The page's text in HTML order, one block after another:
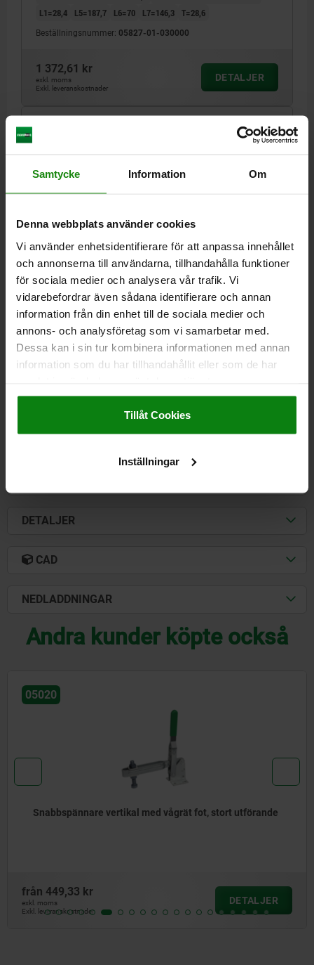
Samtycke Information Om
Denna webbplats använder cookies
Vi använder enhetsidentifierare för att anpassa innehållet
och annonserna till användarna, tillhandahålla funktioner
för sociala medier och analysera vår trafik. Vi
vidarebefordrar även sådana identifierare och annan
information från din enhet till de sociala medier och
annons- och analysföretag som vi samarbetar med.
Dessa kan i sin tur kombinera informationen med annan
information som du har tillhandahållit eller som de har
Impressum|Dataskydd|AGB
Tillåt Cookies
Inställningar
L1=28,4
L5=187,7 L6=70 L7=146,3 T=28,6
Beställningsnummer: 05827-01-030000
1 372,61 kr
exkl. moms
Exkl. leveranskostnader
DETALJER
FÖRSLUTNINGSSPÄNNARE HORISONTELL, TUNGT
UTFÖRANDE MED MOTHÅLL, F1=30000, ROSTFRITT
STÅL BLANK, KOMP:PLAST RÖD OLJEBESTÄNDIGA
MATERIAL GRUNDKROPP=ROSTFRITT STÅL
HANDKRAFT FH N=500
KLÄMRING L2=50 DRAGKRAFT N=30000
A=85,8
A1=57,2 A2=11,2 A3=34,9 A4=57,2 B=79,4 B1=57,2
B3=80,5
B5=9,6 D=10,3 D1=12,7 D3=1/2"-13 UNC
H=93,8
JUSTERINGSVÄG L MIN.=249,6
JUSTERINGSVÄG L MAX.=278
05827-01-130000
DETALJER
CAD
NEDLADDNINGAR
Andra kunder köpte också
05020
Snabbspännare vertikal med vågrät fot, stort utförande
från 449,33 kr
exkl. moms
Exkl. leveranskostnader
DETALJER